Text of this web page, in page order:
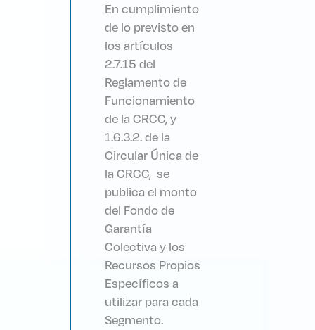
En cumplimiento
de lo previsto en
los artículos
2.7.15 del
Reglamento de
Funcionamiento
de la CRCC, y
1.6.3.2. de la
Circular Única de
la CRCC, se
publica el monto
del Fondo de
Garantía
Colectiva y los
Recursos Propios
Específicos a
utilizar para cada
Segmento.